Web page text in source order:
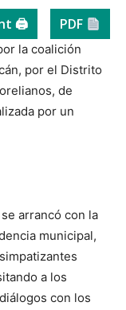
🖨 PDF
la coalición
por el Distrito
de
por un
arrancó con la
municipal,
a los
con los